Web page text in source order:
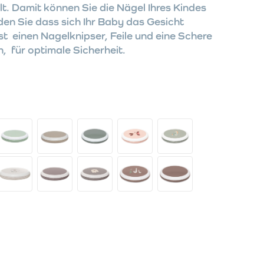
Damit können Sie die Nägel Ihres Kindes
Sie dass sich Ihr Baby das Gesicht
einen Nagelknipser, Feile und eine Schere
für optimale Sicherheit.